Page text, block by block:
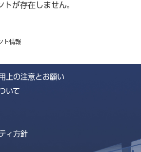
が存在しません。
ト情報
上の注意とお願い
いて
ィ方針